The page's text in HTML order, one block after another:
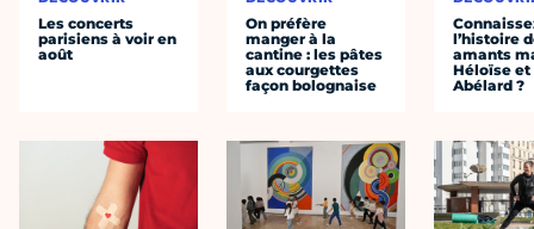
Les concerts
parisiens à voir en
août
On préfère
manger à la
cantine : les pâtes
aux courgettes
façon bolognaise
l’histoire
amants
Héloïse et
Abélard ?